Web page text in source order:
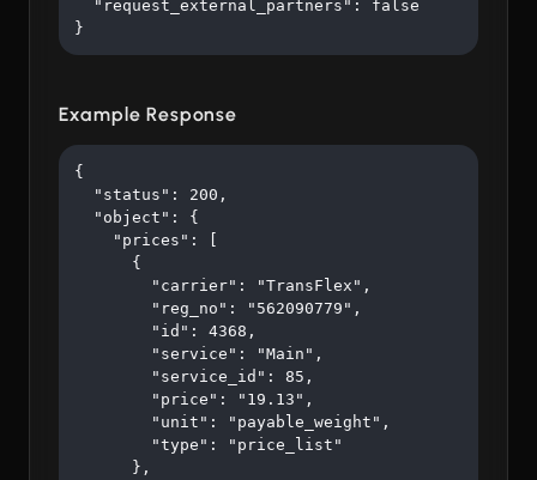
  "request_external_partners": false
}
Example Response
{
  "status": 200,
  "object": {
    "prices": [
      {
        "carrier": "TransFlex",
        "reg_no": "562090779",
        "id": 4368,
        "service": "Main",
        "service_id": 85,
        "price": "19.13",
        "unit": "payable_weight",
        "type": "price_list"
      },